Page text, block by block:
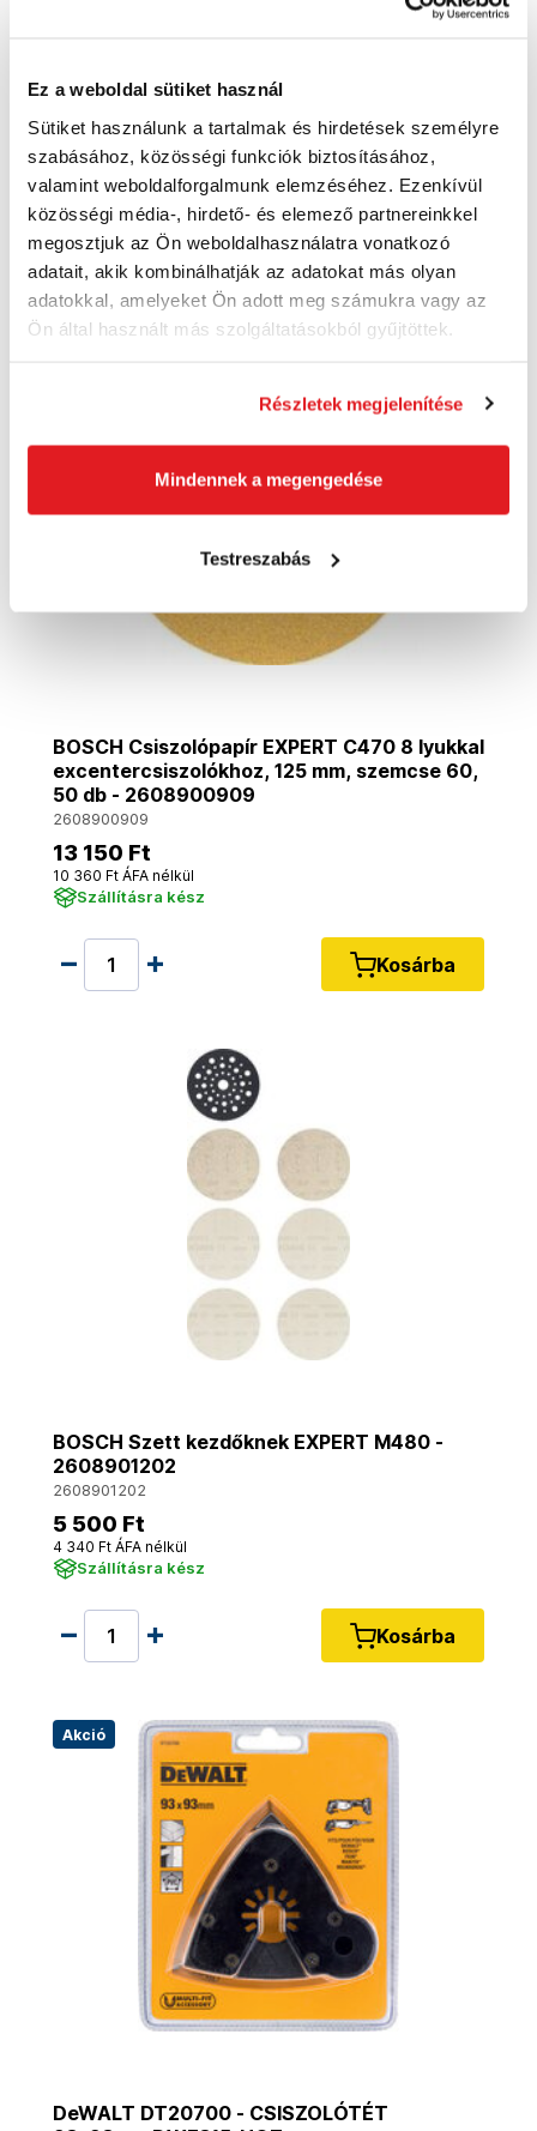
Ez a weboldal sütiket használ
Sütiket használunk a tartalmak és hirdetések személyre
szabásához, közösségi funkciók biztosításához,
valamint weboldalforgalmunk elemzéséhez. Ezenkívül
közösségi média-, hirdető- és elemező partnereinkkel
megosztjuk az Ön weboldalhasználatra vonatkozó
adatait, akik kombinálhatják az adatokat más olyan
adatokkal, amelyeket Ön adott meg számukra vagy az
Ön által használt más szolgáltatásokból gyűjtöttek.
Részletek megjelenítése
Mindennek a megengedése
Testreszabás
BOSCH 2608608696 - Csiszolólap C470
230 x 280 mm, 320
2608608696
200 Ft
160 Ft ÁFA nélkül
Kosárba
BOSCH Csiszolópapír EXPERT C470 8 lyukkal
excentercsiszolókhoz, 125 mm, szemcse 60,
50 db - 2608900909
2608900909
13 150 Ft
10 360 Ft ÁFA nélkül
Szállításra kész
Kosárba
BOSCH Szett kezdőknek EXPERT M480 -
2608901202
2608901202
5 500 Ft
4 340 Ft ÁFA nélkül
Szállításra kész
Kosárba
Akció
DeWALT DT20700 - CSISZOLÓTÉT